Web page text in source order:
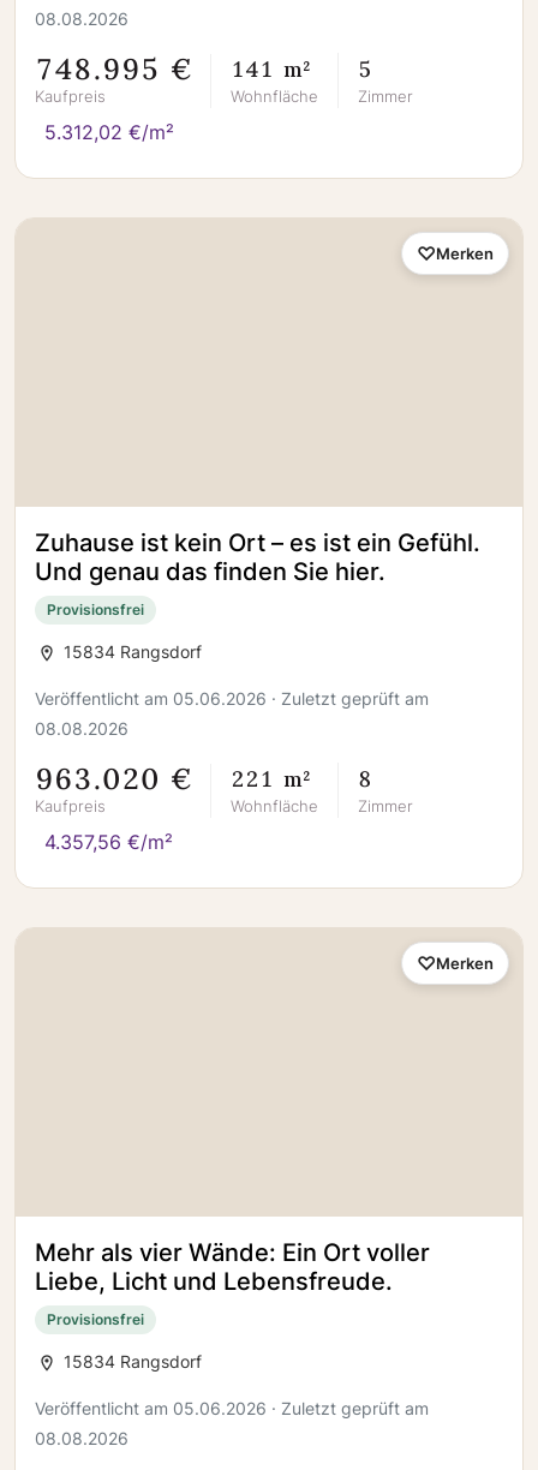
08.08.2026
748.995 €
Kaufpreis
141 m²
Wohnfläche
5
Zimmer
5.312,02 €/m²
Zuhause ist kein Ort – es ist ein Gefühl.
Und genau das finden Sie hier.
Provisionsfrei
15834 Rangsdorf
Veröffentlicht am 05.06.2026 · Zuletzt geprüft am
08.08.2026
963.020 €
Kaufpreis
221 m²
Wohnfläche
8
Zimmer
4.357,56 €/m²
Merken
Mehr als vier Wände: Ein Ort voller
Liebe, Licht und Lebensfreude.
Provisionsfrei
15834 Rangsdorf
Veröffentlicht am 05.06.2026 · Zuletzt geprüft am
08.08.2026
Merken